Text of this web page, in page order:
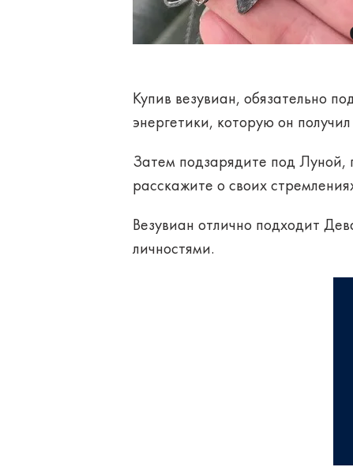
Купив везувиан, обязательно
энергетики, которую он
Затем подзарядите под Луной,
расскажите о своих
Везувиан отлично подходит
личностями.